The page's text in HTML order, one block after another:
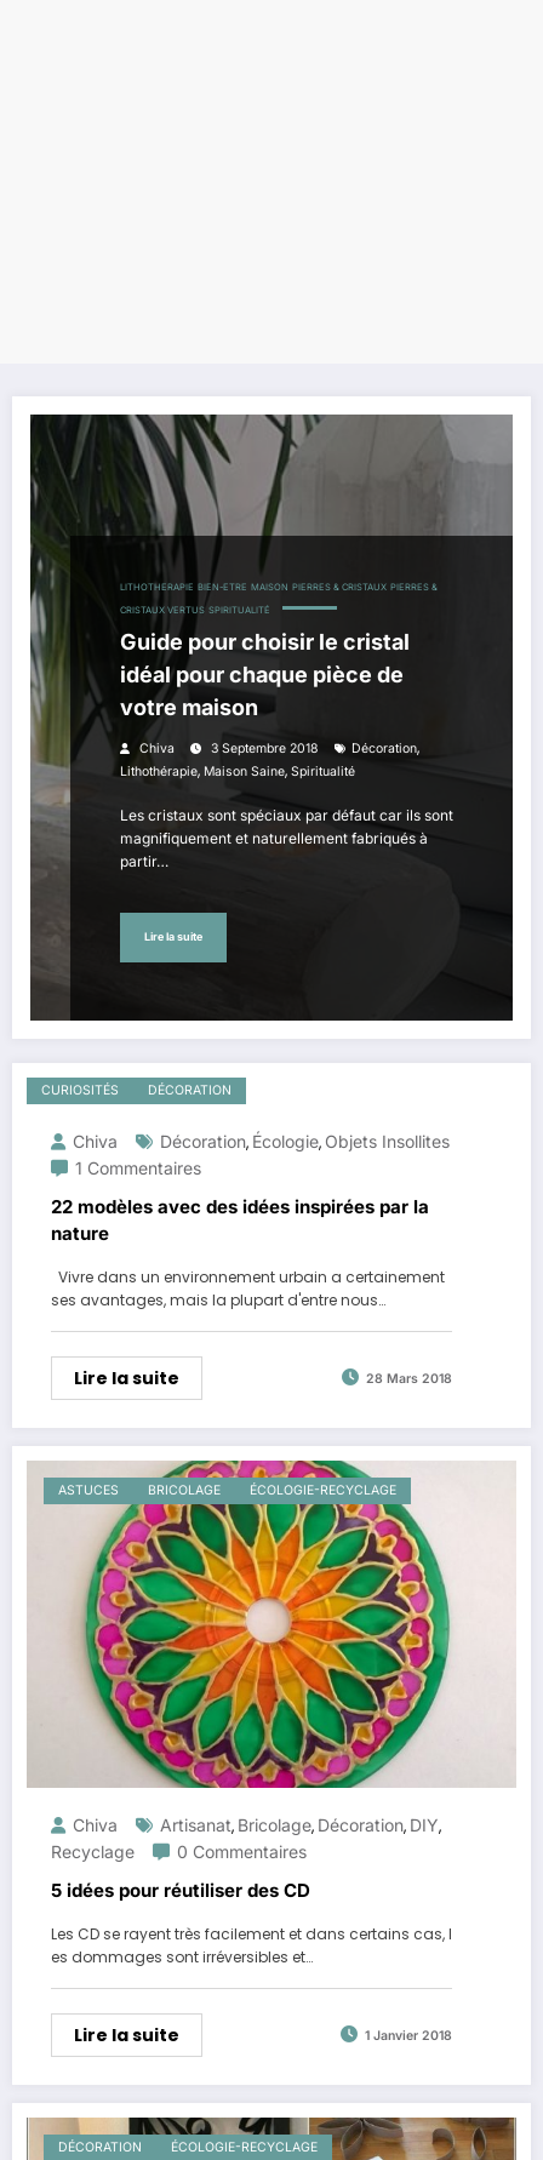
LITHOTHERAPIE BIEN-ETRE MAISON PIERRES & CRISTAUX PIERRES &
CRISTAUX VERTUS SPIRITUALITÉ
Guide pour choisir le cristal
idéal pour chaque pièce de
votre maison
Chiva 3 Septembre 2018 Décoration,
Lithothérapie, Maison Saine, Spiritualité
Les cristaux sont spéciaux par défaut car ils sont
magnifiquement et naturellement fabriqués à
partir…
Lire la suite
CURIOSITÉS DÉCORATION
Chiva Décoration, Écologie, Objets Insollites
1 Commentaires
22 modèles avec des idées inspirées par la
nature
Vivre dans un environnement urbain a certainement
ses avantages, mais la plupart d'entre nous…
Lire la suite 28 Mars 2018
ASTUCES BRICOLAGE ÉCOLOGIE-RECYCLAGE
Chiva Artisanat, Bricolage, Décoration, DIY,
Recyclage
0 Commentaires
5 idées pour réutiliser des CD
Les CD se rayent très facilement et dans certains cas, l
es dommages sont irréversibles et…
Lire la suite 1 Janvier 2018
DÉCORATION ÉCOLOGIE-RECYCLAGE